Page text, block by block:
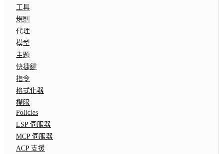
工具
規則
代理
模型
主題
快捷鍵
指令
格式化器
權限
Policies
LSP 伺服器
MCP 伺服器
ACP 支援